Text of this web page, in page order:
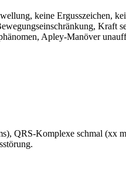
keine Ergusszeichen,
Kraft
Apley-Manöver
QRS-Komplexe schmal (xx